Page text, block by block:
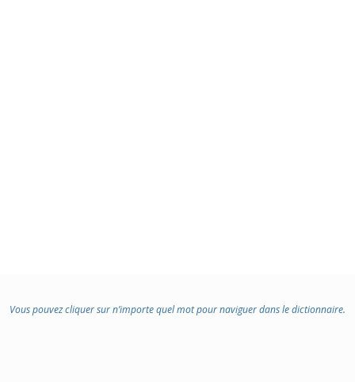
Vous pouvez cliquer sur n’importe quel mot pour naviguer dans le dictionnaire.